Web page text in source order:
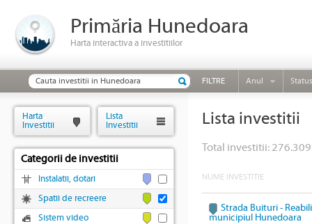
Primăria Hunedoara
Harta interactiva a investitiilor
FILTRE Anul Status
Lista investitii
Total investitii:
NUME INVESTITIE
Strada Buituri -
municipiul Hunedoara
Harta
Investitii
Lista
Investitii
Categorii de investitii
Instalatii, dotari
Spatii de recreere
Sistem video